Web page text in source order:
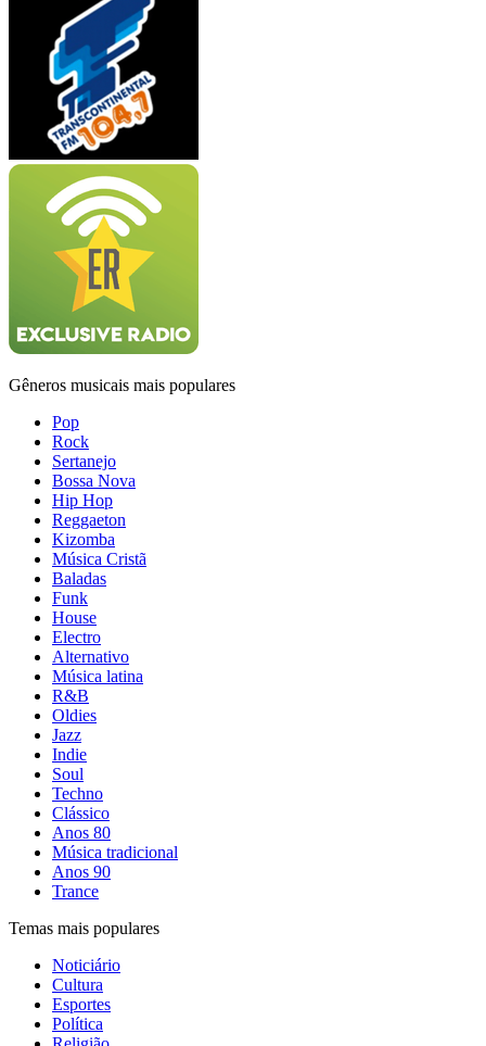
Gêneros musicais mais populares
Pop
Rock
Sertanejo
Bossa Nova
Hip Hop
Reggaeton
Kizomba
Música Cristã
Baladas
Funk
House
Electro
Alternativo
Música latina
R&B
Oldies
Jazz
Indie
Soul
Techno
Clássico
Anos 80
Música tradicional
Anos 90
Trance
Temas mais populares
Noticiário
Cultura
Esportes
Política